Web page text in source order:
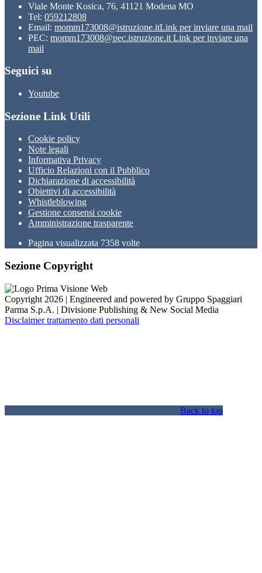
Viale Monte Kosica, 76, 41121 Modena MO
Tel: 059212808
Email: momm173008@istruzione.itLink per inviare una mail
PEC: momm173008@pec.istruzione.it Link per inviare una
mail
Seguici su
Youtube
Sezione Link Utili
Cookie policy
Note legali
Informativa Privacy
Ufficio Relazioni con il Pubblico
Dichiarazione di accessibilità
Obiettivi di accessibilità
Whistleblowing
Gestione consensi cookie
Amministrazione trasparente
Pagina visualizzata 7358 volte
Sezione Copyright
Copyright 2026 | Engineered and powered by Gruppo Spaggiari
Parma S.p.A. | Divisione Publishing & New Social Media
Disclaimer trattamento dati personali
Back to top